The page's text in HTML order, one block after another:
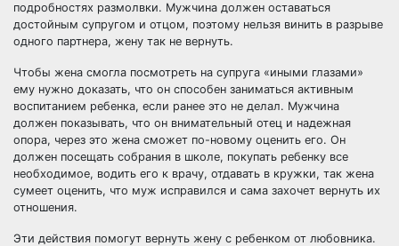
подробностях размолвки. Мужчина должен оставаться
достойным супругом и отцом, поэтому нельзя винить в разрыве
одного партнера, жену так не вернуть.
Чтобы жена смогла посмотреть на супруга «иными глазами»
ему нужно доказать, что он способен заниматься активным
воспитанием ребенка, если ранее это не делал. Мужчина
должен показывать, что он внимательный отец и надежная
опора, через это жена сможет по-новому оценить его. Он
должен посещать собрания в школе, покупать ребенку все
необходимое, водить его к врачу, отдавать в кружки, так жена
сумеет оценить, что муж исправился и сама захочет вернуть их
отношения.
Эти действия помогут вернуть жену с ребенком от любовника.